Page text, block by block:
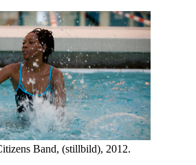
Band, (stillbild), 2012.